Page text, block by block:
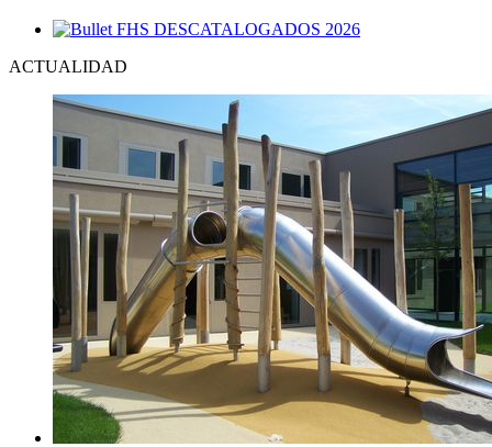
FHS DESCATALOGADOS 2026
ACTUALIDAD